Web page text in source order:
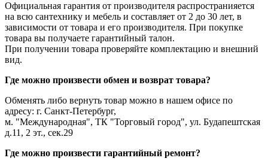
Официальная гарантия от производителя распространияется
на всю сантехнику и мебель и составляет от 2 до 30 лет, в
зависимости от товара и его производителя. При покупке
товара вы получаете гарантийный талон.
При получении товара проверяйте комплектацию и внешний
вид.
Где можно произвести обмен и возврат товара?
Обменять либо вернуть товар можно в нашем офисе по
адресу: г. Санкт-Петербург,
м. "Международная", ТК "Торговый город", ул. Будапештская
д.11, 2 эт., сек.29
Где можно произвести гарантийный ремонт?